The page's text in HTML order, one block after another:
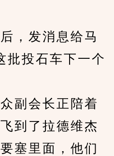
发消息给马
批投石车下一个
会长正陪着
到了拉德维杰
塞里面，他们